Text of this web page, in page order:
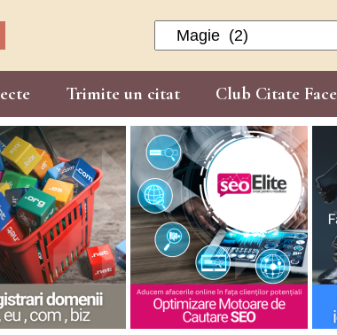
Categorii
Trimite un citat Club Citate